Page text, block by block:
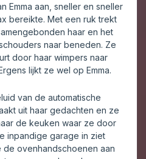
Emma aan, sneller en sneller
bereikte. Met een ruk trekt
haar en het
naar beneden. Ze
door haar wimpers naar
lijkt ze wel op Emma.
van de automatische
uit haar gedachten en ze
de keuken waar ze door
inpandige garage in ziet
de ovenhandschoenen aan